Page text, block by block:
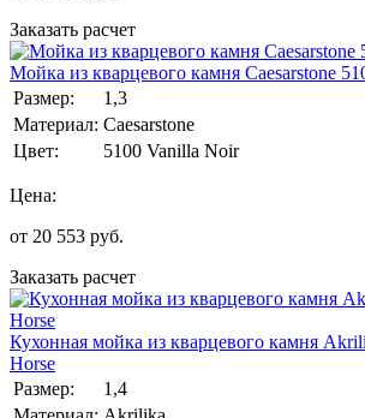
Заказать расчет
Мойка из кварцевого камня Caesarstone
Размер:
1,3
Материал: Caesarstone
Цвет:
5100 Vanilla Noir
Цена:
от 20 553 руб.
Заказать расчет
Кухонная мойка из кварцевого камня
Horse
Размер:
1,4